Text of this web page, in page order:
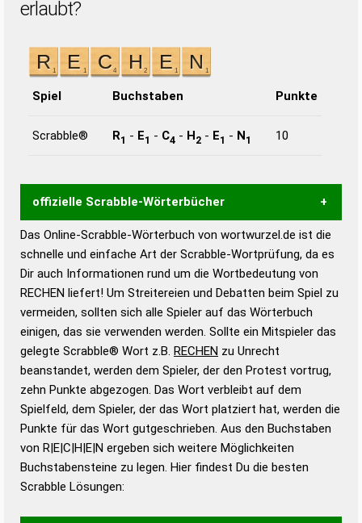
erlaubt?
Spiel Buchstaben Punkte
Scrabble® R1 - E1 - C4 - H2 - E1 - N1 10
offizielle Scrabble-Wörterbücher
Wortwurzel liefert mit Hilfe eines semantischen
Wortanalyse-Algorithmus gute Anhaltspunkte zu
Wortbedeutung, Worttrennung und Wortform, um die
Gültigkeit eines Wortes für das Scrabble-Spiel zu
bestimmen!
zugelassene Turnier Scrabble-
Wörterbücher sind:
Duden – Standardwerk in 12 Bänden
Duden – Richtiges und gutes
Deutsch
Duden – Die deutsche Grammatik
Duden – Deutsches
Das Online-Scrabble-Wörterbuch von wortwurzel.de ist die
schnelle und einfache Art der Scrabble-Wortprüfung, da es
Dir auch Informationen rund um die Wortbedeutung von
RECHEN liefert! Um Streitereien und Debatten beim Spiel zu
vermeiden, sollten sich alle Spieler auf das Wörterbuch
einigen, das sie verwenden werden. Sollte ein Mitspieler das
gelegte Scrabble® Wort z.B. RECHEN zu Unrecht
beanstandet, werden dem Spieler, der den Protest vortrug,
zehn Punkte abgezogen. Das Wort verbleibt auf dem
Spielfeld, dem Spieler, der das Wort platziert hat, werden die
Punkte für das Wort gutgeschrieben. Aus den Buchstaben
von R|E|C|H|E|N ergeben sich weitere Möglichkeiten
Buchstabensteine zu legen. Hier findest Du die besten
Scrabble Lösungen: